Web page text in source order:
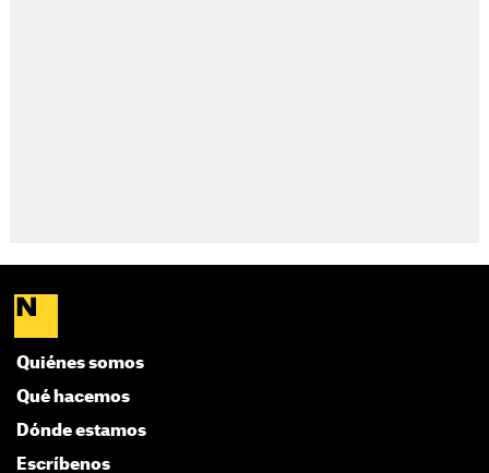
Quiénes somos
Qué hacemos
Dónde estamos
Escríbenos